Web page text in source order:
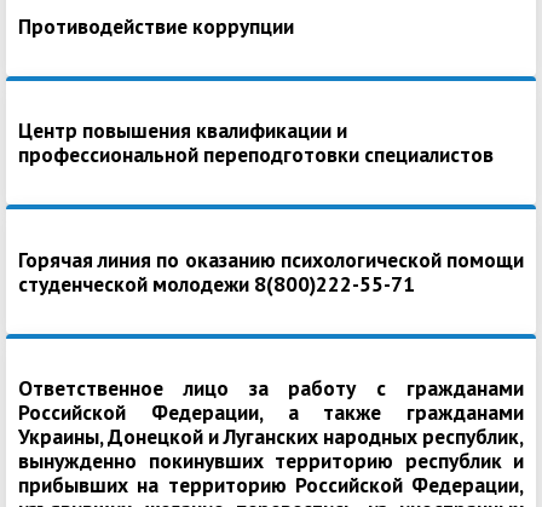
Противодействие коррупции
Центр повышения квалификации и
профессиональной переподготовки специалистов
Горячая линия по оказанию психологической помощи
студенческой молодежи 8(800)222-55-71
Ответственное лицо за работу с гражданами
Российской Федерации, а также гражданами
Украины, Донецкой и Луганских народных республик,
вынужденно покинувших территорию республик и
прибывших на территорию Российской Федерации,